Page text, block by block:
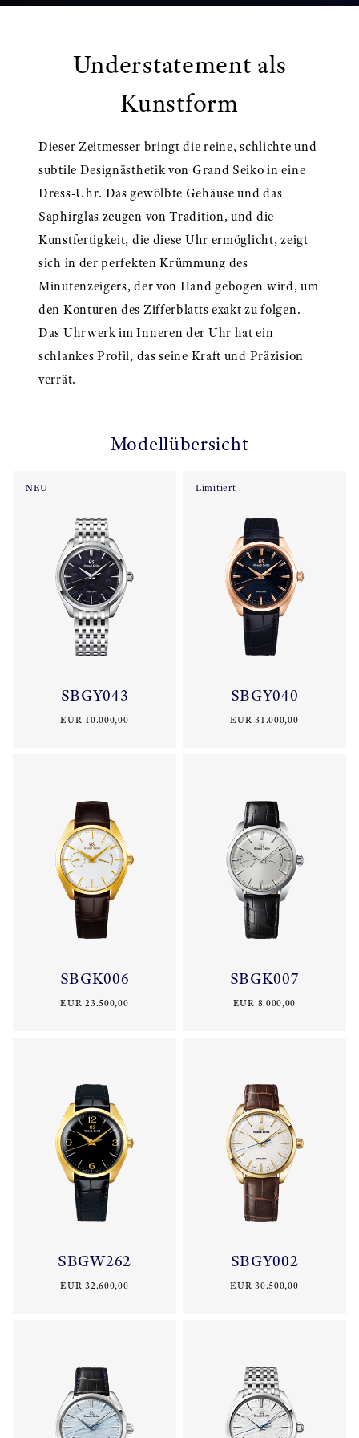
Understatement als
Kunstform
Dieser Zeitmesser bringt die reine, schlichte und
subtile Designästhetik von Grand Seiko in eine
Dress-Uhr. Das gewölbte Gehäuse und das
Saphirglas zeugen von Tradition, und die
Kunstfertigkeit, die diese Uhr ermöglicht, zeigt
sich in der perfekten Krümmung des
Minutenzeigers, der von Hand gebogen wird, um
den Konturen des Zifferblatts exakt zu folgen.
Das Uhrwerk im Inneren der Uhr hat ein
schlankes Profil, das seine Kraft und Präzision
verrät.
Modellübersicht
NEU
SBGY043
EUR 10.000,00
Limitiert
SBGY040
EUR 31.000,00
SBGK006
EUR 23.500,00
SBGK007
EUR 8.000,00
SBGW262
EUR 32.600,00
SBGY002
EUR 30.500,00